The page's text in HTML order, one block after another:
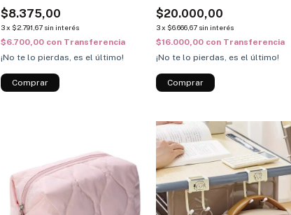
$8.375,00
3x $2.791,67 sin interés
$6.700,00 con Transferencia
¡No te lo pierdas, es el último!
$20.000,00
3x $6.666,67 sin interés
$16.000,00 con Transferencia
¡No te lo pierdas, es el último!